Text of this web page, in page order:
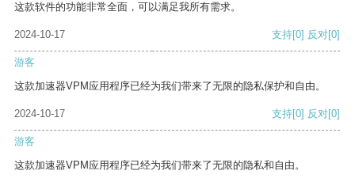
这款软件的功能非常全面，可以满足我所有需求。
2024-10-17 支持[0] 反对[0]
游客
这款加速器VPM应用程序已经为我们带来了无限的隐私保护和自由。
2024-10-17 支持[0] 反对[0]
游客
这款加速器VPM应用程序已经为我们带来了无限的隐私和自由。